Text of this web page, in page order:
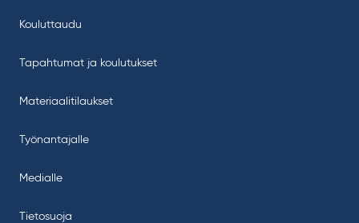
Kouluttaudu
Tapahtumat ja koulutukset
Materiaalitilaukset
Työnantajalle
Medialle
Tietosuoja